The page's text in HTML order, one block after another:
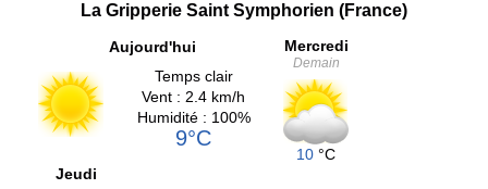
La Gripperie Saint Symphorien (France)
Aujourd'hui
Temps clair
Vent : 2.4 km/h
Humidité : 100%
9°C
Mercredi
Demain
10 °C
Jeudi